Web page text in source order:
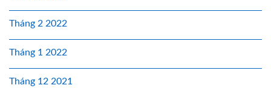
Tháng 2 2022
Tháng 1 2022
Tháng 12 2021